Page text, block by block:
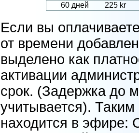
60 дней
225 kr
Если вы
от времени
выделено как
активации
срок. (Задержка до
учитывается).
находится в эфире: